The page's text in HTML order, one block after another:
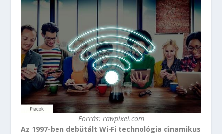
Forrás: rawpixel.com
Az 1997-ben debütált Wi-Fi technológia dinamikus